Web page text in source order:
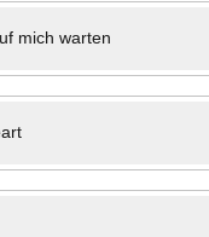
mich warten